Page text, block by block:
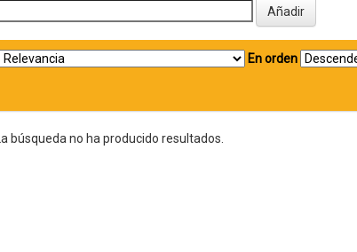
En orden
La búsqueda no ha producido resultados.